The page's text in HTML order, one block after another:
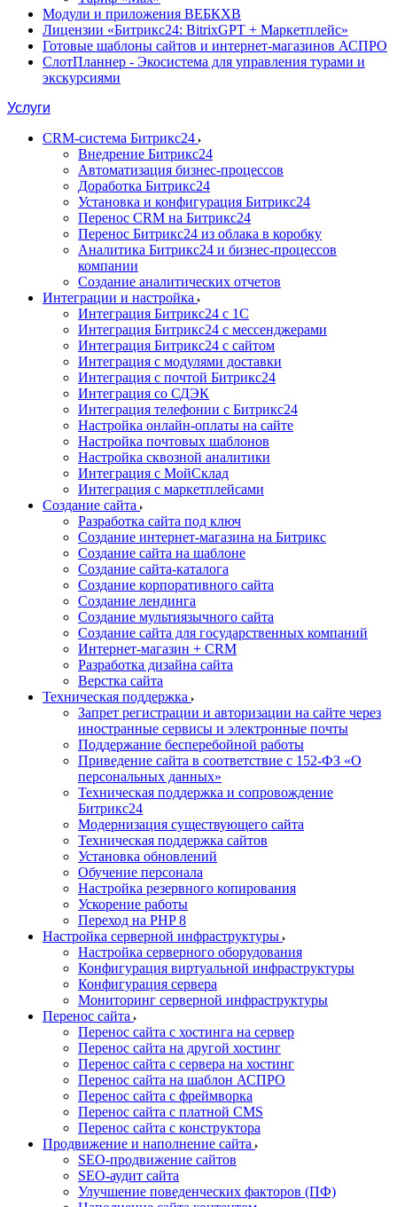
Модули и приложения ВЕБКХВ
Лицензии «Битрикс24: BitrixGPT + Маркетплейс»
Готовые шаблоны сайтов и интернет-магазинов АСПРО
СлотПланнер - Экосистема для управления турами и
экскурсиями
Услуги
CRM-система Битрикс24
Внедрение Битрикс24
Автоматизация бизнес-процессов
Доработка Битрикс24
Установка и конфигурация Битрикс24
Перенос CRM на Битрикс24
Перенос Битрикс24 из облака в коробку
Аналитика Битрикс24 и бизнес-процессов
компании
Создание аналитических отчетов
Интеграции и настройка
Интеграция Битрикс24 с 1С
Интеграция Битрикс24 с мессенджерами
Интеграция Битрикс24 с сайтом
Интеграция с модулями доставки
Интеграция с почтой Битрикс24
Интеграция со СДЭК
Интеграция телефонии с Битрикс24
Настройка онлайн-оплаты на сайте
Настройка почтовых шаблонов
Настройка сквозной аналитики
Интеграция с МойСклад
Интеграция с маркетплейсами
Создание сайта
Разработка сайта под ключ
Создание интернет-магазина на Битрикс
Создание сайта на шаблоне
Создание сайта-каталога
Создание корпоративного сайта
Создание лендинга
Создание мультиязычного сайта
Создание сайта для государственных компаний
Интернет-магазин + CRM
Разработка дизайна сайта
Верстка сайта
Техническая поддержка
Запрет регистрации и авторизации на сайте через
иностранные сервисы и электронные почты
Поддержание бесперебойной работы
Приведение сайта в соответствие с 152-ФЗ «О
персональных данных»
Техническая поддержка и сопровождение
Битрикс24
Модернизация существующего сайта
Техническая поддержка сайтов
Установка обновлений
Обучение персонала
Настройка резервного копирования
Ускорение работы
Переход на PHP 8
Настройка серверной инфраструктуры
Настройка серверного оборудования
Конфигурация виртуальной инфраструктуры
Конфигурация сервера
Мониторинг серверной инфраструктуры
Перенос сайта
Перенос сайта с хостинга на сервер
Перенос сайта на другой хостинг
Перенос сайта с сервера на хостинг
Перенос сайта на шаблон АСПРО
Перенос сайта с фреймворка
Перенос сайта с платной CMS
Перенос сайта с конструктора
Продвижение и наполнение сайта
SEO-продвижение сайтов
SEO-аудит сайта
Улучшение поведенческих факторов (ПФ)